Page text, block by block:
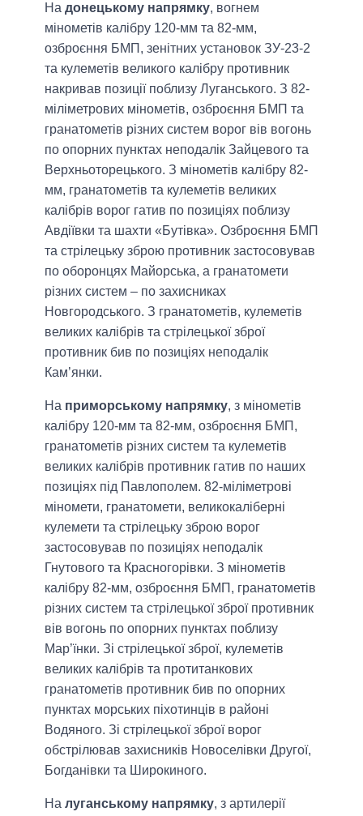
На донецькому напрямку, вогнем
мінометів калібру 120-мм та 82-мм,
озброєння БМП, зенітних установок ЗУ-23-2
та кулеметів великого калібру противник
накривав позиції поблизу Луганського. З 82-
міліметрових мінометів, озброєння БМП та
гранатометів різних систем ворог вів вогонь
по опорних пунктах неподалік Зайцевого та
Верхньоторецького. З мінометів калібру 82-
мм, гранатометів та кулеметів великих
калібрів ворог гатив по позиціях поблизу
Авдіївки та шахти «Бутівка». Озброєння БМП
та стрілецьку зброю противник застосовував
по оборонцях Майорська, а гранатомети
різних систем – по захисниках
Новгородського. З гранатометів, кулеметів
великих калібрів та стрілецької зброї
противник бив по позиціях неподалік
Кам’янки.
На приморському напрямку, з мінометів
калібру 120-мм та 82-мм, озброєння БМП,
гранатометів різних систем та кулеметів
великих калібрів противник гатив по наших
позиціях під Павлополем. 82-міліметрові
міномети, гранатомети, великокаліберні
кулемети та стрілецьку зброю ворог
застосовував по позиціях неподалік
Гнутового та Красногорівки. З мінометів
калібру 82-мм, озброєння БМП, гранатометів
різних систем та стрілецької зброї противник
вів вогонь по опорних пунктах поблизу
Мар’їнки. Зі стрілецької зброї, кулеметів
великих калібрів та протитанкових
гранатометів противник бив по опорних
пунктах морських піхотинців в районі
Водяного. Зі стрілецької зброї ворог
обстрілював захисників Новоселівки Другої,
Богданівки та Широкиного.
На луганському напрямку, з артилерії